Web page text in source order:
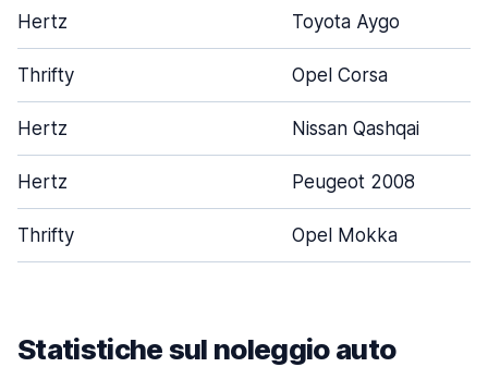
Hertz Toyota Aygo
Thrifty Opel Corsa
Hertz Nissan Qashqai
Hertz Peugeot 2008
Thrifty Opel Mokka
Statistiche sul noleggio auto